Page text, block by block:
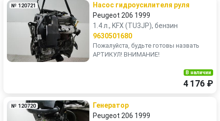
№ 120721
Насос гидроусилителя руля
Peugeot 206 1999
1.4 л., KFX (TU3JP), бензин
9630501680
Пожалуйста, будьте готовы назвать
АРТИКУЛ! ВНИМАНИЕ!
В наличии
4 176 ₽
№ 120720
Генератор
Peugeot 206 1999